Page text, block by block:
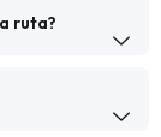
ruta?